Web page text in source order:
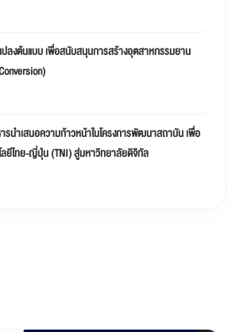
ปลงต้นแบบ เพื่อสนับสนุนการสร้างอุตสาหกรรมยาน
นำเสนอความก้าวหน้าในโครงการพัฒนาสถาบัน เพื่อ
ลยีไทย-ญี่ปุ่น (TNI) สู่มหาวิทยาลัยดิจิทัล